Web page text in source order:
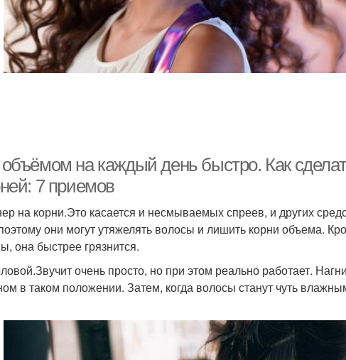
объёмом на каждый день быстро. Как
7 приемов
на корни.Это касается и несмываемых спреев, и других
они могут утяжелять волосы и лишить корни объема.
она быстрее грязнится.
очень просто, но при этом реально работает.
в таком положении. Затем, когда волосы станут чуть